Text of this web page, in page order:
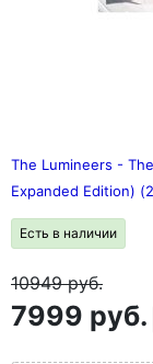
The Lumineers -
Expanded Edition)
Есть в наличии
10949руб.
7999 руб.